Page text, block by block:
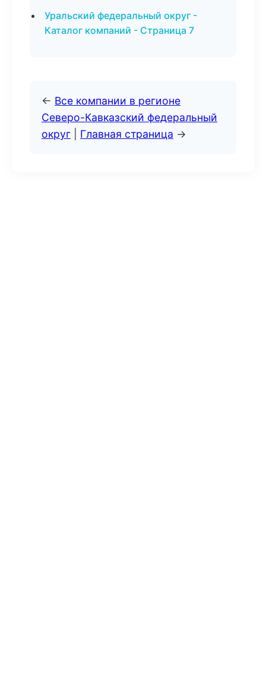
Уральский федеральный округ -
Каталог компаний - Страница 7
← Все компании в регионе
Северо-Кавказский федеральный
округ
Главная страница →